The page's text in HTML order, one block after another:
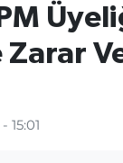
15:01